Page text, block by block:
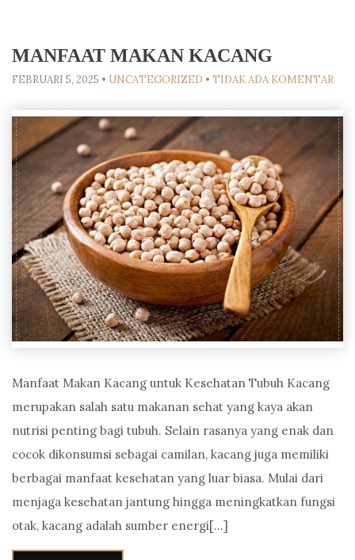
MANFAAT MAKAN KACANG
FEBRUARI 5, 2025 • UNCATEGORIZED • TIDAK ADA KOMENTAR
Manfaat Makan Kacang untuk Kesehatan Tubuh Kacang
merupakan salah satu makanan sehat yang kaya akan
nutrisi penting bagi tubuh. Selain rasanya yang enak dan
cocok dikonsumsi sebagai camilan, kacang juga memiliki
berbagai manfaat kesehatan yang luar biasa. Mulai dari
menjaga kesehatan jantung hingga meningkatkan fungsi
otak, kacang adalah sumber energi[…]